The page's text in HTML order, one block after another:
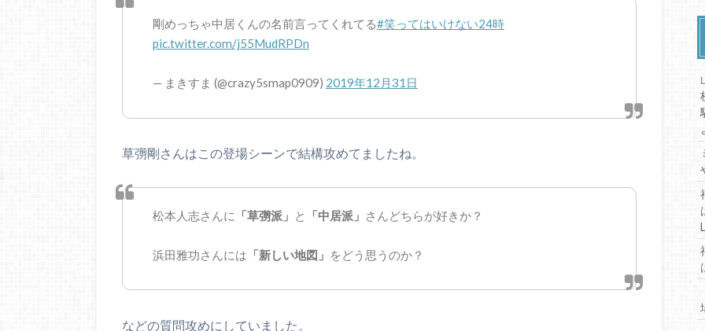
剛めっちゃ中居くんの名前言ってくれてる#笑ってはいけない24時
pic.twitter.com/j55MudRPDn
— まきすま (@crazy5smap0909) 2019年12月31日
草彅剛さんはこの登場シーンで結構攻めてましたね。
松本人志さんに 「草彅派」 と 「中居派」 さんどちらが好きか？
浜田雅功さんには 「新しい地図」 をどう思うのか？
などの質問攻めにしていました。